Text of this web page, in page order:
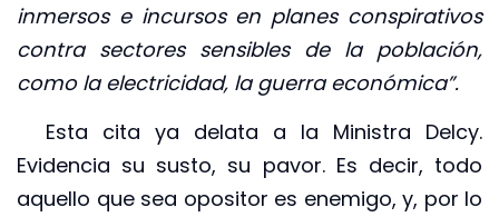
inmersos e incursos en planes conspirativos
contra sectores sensibles de la población,
como la electricidad, la guerra económica”.
Esta cita ya delata a la Ministra Delcy.
Evidencia su susto, su pavor. Es decir, todo
aquello que sea opositor es enemigo, y, por lo